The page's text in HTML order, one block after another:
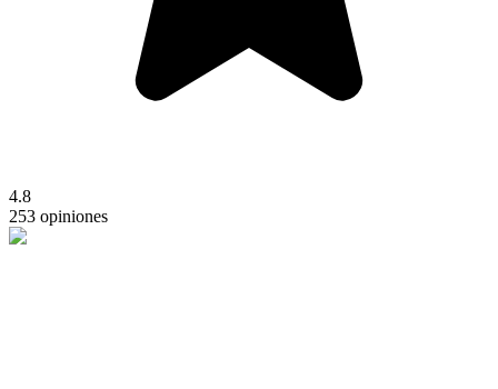
4.8
253 opiniones